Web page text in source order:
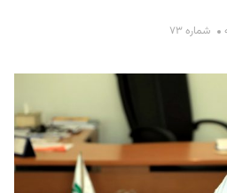
شماره ۷۳